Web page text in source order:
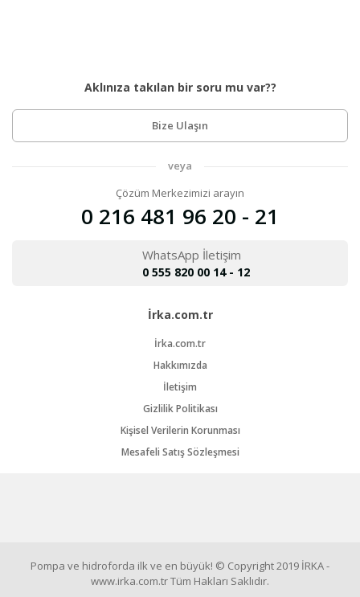
Aklınıza takılan bir soru mu var??
Bize Ulaşın
veya
Çözüm Merkezimizi arayın
0 216 481 96 20 - 21
WhatsApp İletişim
0 555 820 00 14 - 12
İrka.com.tr
İrka.com.tr
Hakkımızda
İletişim
Gizlilik Politikası
Kişisel Verilerin Korunması
Mesafeli Satış Sözleşmesi
Pompa ve hidroforda ilk ve en büyük! © Copyright 2019 İRKA -
www.irka.com.tr Tüm Hakları Saklıdır.